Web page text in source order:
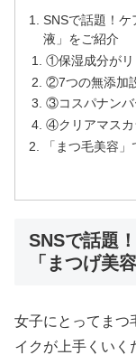
SNSで話題！ケ
液」をご紹介
①保湿成分がリ
②7つの無添加
③コスパナンバ
④クリアマスカ
「まつ毛美容
SNSで話題
「まつげ美
女子にとってまつ
イクが上手くいく